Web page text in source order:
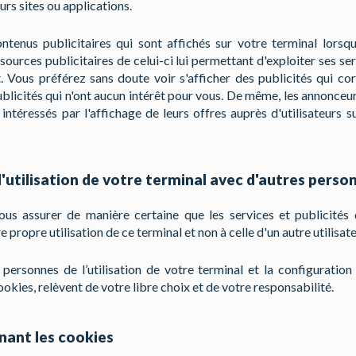
sites ou applications.
publicitaires qui sont affichés sur votre terminal
publicitaires de celui-ci lui permettant d'exploiter ses
préférez sans doute voir s'afficher des publicités qui
qui n'ont aucun intérêt pour vous. De même, les
par l'affichage de leurs offres auprès d'utilisateurs
de votre terminal avec d'autres
assurer de manière certaine que les services et
propre utilisation de ce terminal et non à celle d'un autre
personnes de l’utilisation de votre terminal et la
relèvent de votre libre choix et de votre responsabilité.
les cookies